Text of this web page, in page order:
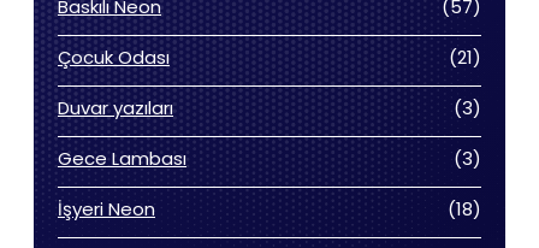
Baskılı Neon
5757
ürün
Çocuk Odası
2121
ürün
Duvar yazıları
33
ürün
Gece Lambası
33
ürün
İşyeri Neon
1818
ürün